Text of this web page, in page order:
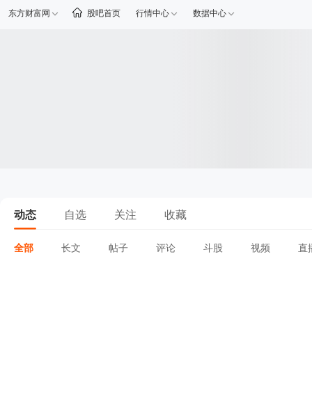
东方财富网 股吧首页 行情中心 数据中心
动态 自选 关注 收藏
全部 长文 帖子 评论 斗股 视频 直